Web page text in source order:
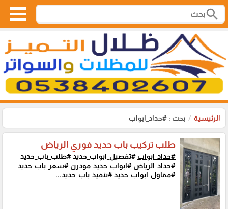
search
الرئيسية بحث : #حداد_ابواب
طلب تركيب باب حديد فوري الرياض
#حداد_ابواب #تفصيل_ابواب_حديد #طلب_باب_حديد
#حداد_الرياض #ابواب_حديد_مودرن #سعر_باب_حديد
#مقاول_ابواب_حديد #تنفيذ_باب_حديد...